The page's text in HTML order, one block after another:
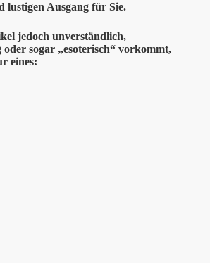
lustigen Ausgang für Sie.
jedoch unverständlich,
sogar „esoterisch“ vorkommt,
eines: